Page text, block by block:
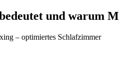
und warum